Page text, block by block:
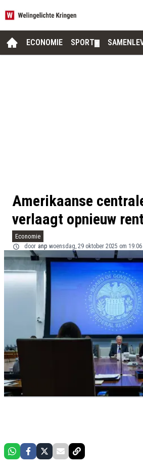
ECONOMIE SPORT
Amerikaanse
verlaagt opnieuw
Economie
door anp woensdag, 29 oktober 2025 om 19:06